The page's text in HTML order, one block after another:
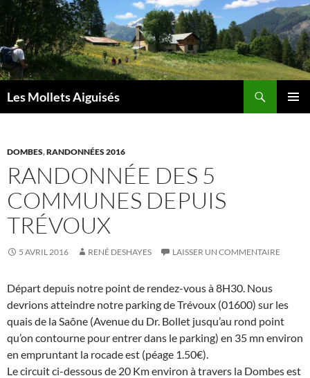
Aller
au
contenu
Les Mollets Aiguisés
DOMBES,RANDONNÉES 2016
RANDONNÉE DES 5
COMMUNES DEPUIS
TRÉVOUX
5 AVRIL 2016 RENÉ DESHAYES LAISSER UN COMMENTAIRE
Départ depuis notre point de rendez-vous à 8H30. Nous
devrions atteindre notre parking de Trévoux (01600) sur les
quais de la Saône (Avenue du Dr. Bollet jusqu’au rond point
qu’on contourne pour entrer dans le parking) en 35 mn environ
en empruntant la rocade est (péage 1.50€).
Le circuit ci-dessous de 20 Km environ à travers la Dombes est